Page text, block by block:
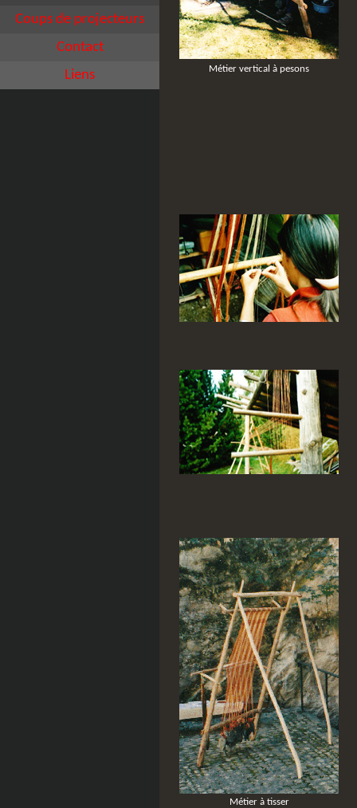
Coups de projecteurs
Contact
Liens
Métier vertical à pesons
Métier à tisser